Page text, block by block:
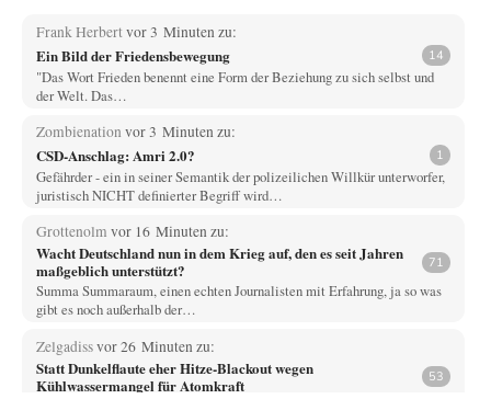
Frank Herbertvor 3 Minuten zu:
Ein Bild der Friedensbewegung 14
"Das Wort Frieden benennt eine Form der Beziehung zu sich selbst und
der Welt. Das…
Zombienation vor 3 Minuten zu:
CSD-Anschlag: Amri 2.0? 1
Gefährder - ein in seiner Semantik der polizeilichen Willkür unterworfer,
juristisch NICHT definierter Begriff wird…
Grottenolm vor 16 Minuten zu:
Wacht Deutschland nun in dem Krieg auf, den es seit Jahren
maßgeblich unterstützt?
71
Summa Summaraum, einen echten Journalisten mit Erfahrung, ja so was
gibt es noch außerhalb der…
Zelgadissvor 26 Minuten zu:
Statt Dunkelflaute eher Hitze-Blackout wegen
Kühlwassermangel für Atomkraft
53